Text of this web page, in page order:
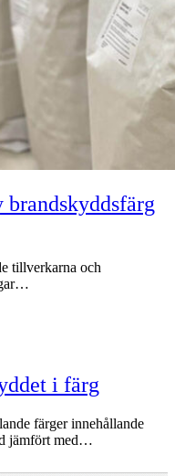
tillverkarna och
i färg
färger innehållande
jämfört med…